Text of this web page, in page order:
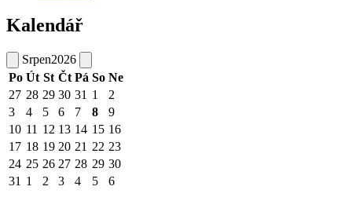
Kalendář
Srpen2026
Po Út St Čt Pá So Ne
27 28 29 30 31 1
2
3
4 5 6 7 8
9
10 11 12 13 14 15 16
17 18 19 20 21 22 23
24 25 26 27 28 29 30
31 1 2 3 4 5 6